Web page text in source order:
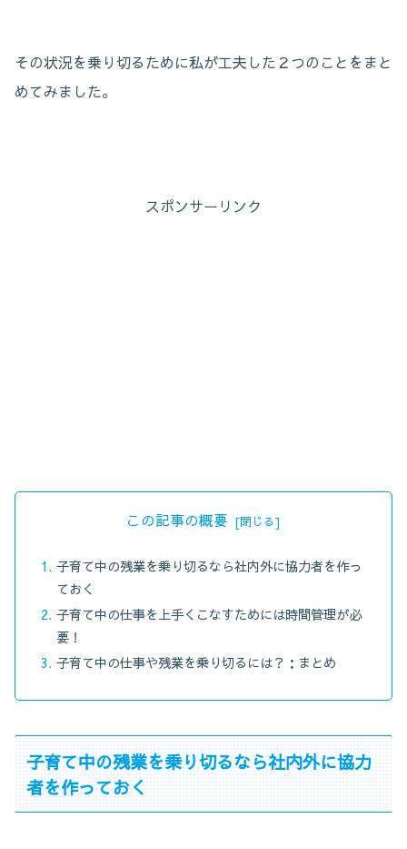
その状況を乗り切るために私が工夫した２つのことをまと
めてみました。
スポンサーリンク
この記事の概要
子育て中の残業を乗り切るなら社内外に協力者を作っ
ておく
子育て中の仕事を上手くこなすためには時間管理が必
要！
子育て中の仕事や残業を乗り切るには？：まとめ
子育て中の残業を乗り切るなら社内外に協力
者を作っておく